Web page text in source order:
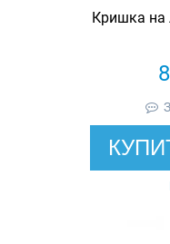
Кришка на